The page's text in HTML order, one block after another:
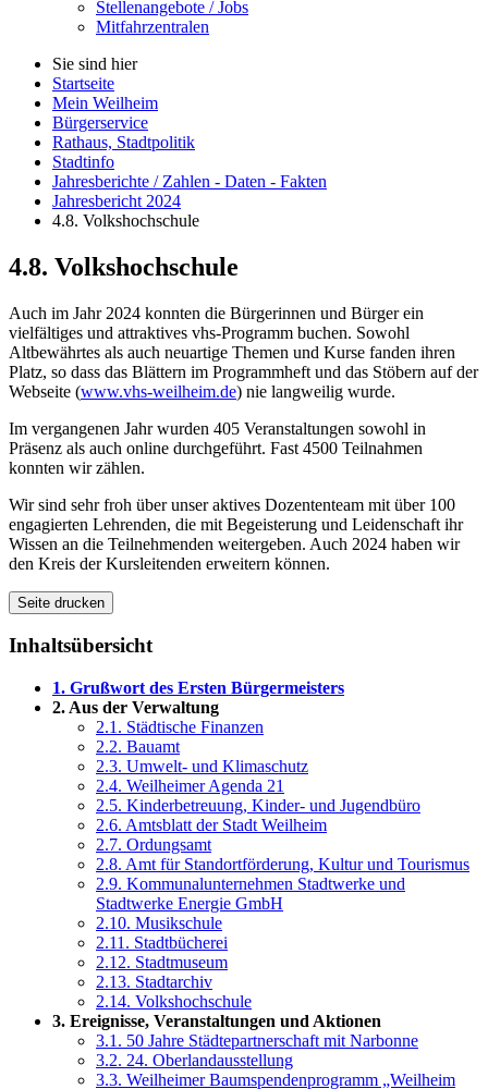
Stellenangebote / Jobs
Mitfahrzentralen
Sie sind hier
Startseite
Mein Weilheim
Bürgerservice
Rathaus, Stadtpolitik
Stadtinfo
Jahresberichte / Zahlen - Daten - Fakten
Jahresbericht 2024
4.8. Volkshochschule
4.8. Volkshochschule
Auch im Jahr 2024 konnten die Bürgerinnen und Bürger ein
vielfältiges und attraktives vhs-Programm buchen. Sowohl
Altbewährtes als auch neuartige Themen und Kurse fanden ihren
Platz, so dass das Blättern im Programmheft und das Stöbern auf der
Webseite (www.vhs-weilheim.de) nie langweilig wurde.
Im vergangenen Jahr wurden 405 Veranstaltungen sowohl in
Präsenz als auch online durchgeführt. Fast 4500 Teilnahmen
konnten wir zählen.
Wir sind sehr froh über unser aktives Dozententeam mit über 100
engagierten Lehrenden, die mit Begeisterung und Leidenschaft ihr
Wissen an die Teilnehmenden weitergeben. Auch 2024 haben wir
den Kreis der Kursleitenden erweitern können.
Seite drucken
Inhaltsübersicht
1. Grußwort des Ersten Bürgermeisters
2. Aus der Verwaltung
2.1. Städtische Finanzen
2.2. Bauamt
2.3. Umwelt- und Klimaschutz
2.4. Weilheimer Agenda 21
2.5. Kinderbetreuung, Kinder- und Jugendbüro
2.6. Amtsblatt der Stadt Weilheim
2.7. Ordungsamt
2.8. Amt für Standortförderung, Kultur und Tourismus
2.9. Kommunalunternehmen Stadtwerke und
Stadtwerke Energie GmbH
2.10. Musikschule
2.11. Stadtbücherei
2.12. Stadtmuseum
2.13. Stadtarchiv
2.14. Volkshochschule
3. Ereignisse, Veranstaltungen und Aktionen
3.1. 50 Jahre Städtepartnerschaft mit Narbonne
3.2. 24. Oberlandausstellung
3.3. Weilheimer Baumspendenprogramm „Weilheim